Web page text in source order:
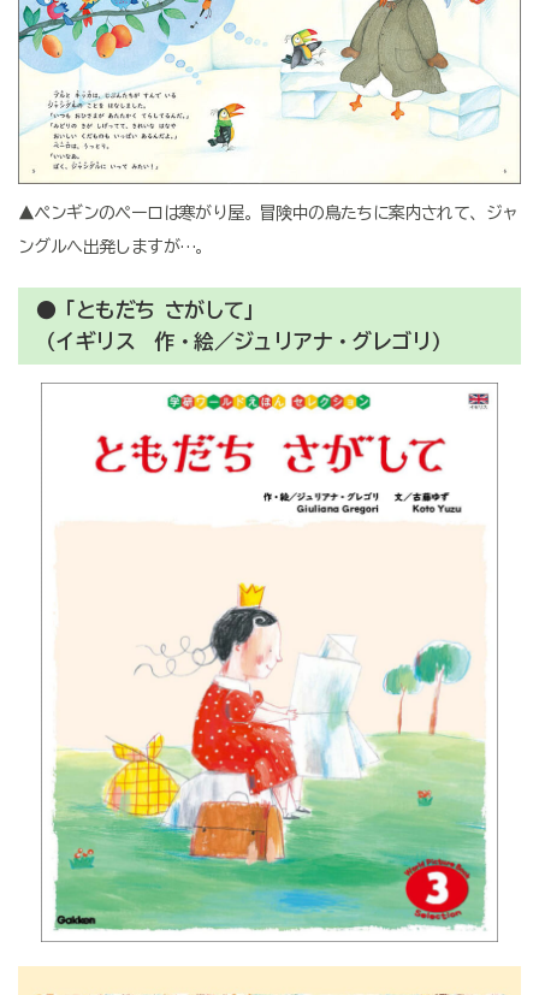
▲ペンギンのペーロは寒がり屋。冒険中の鳥たちに案内されて、ジャ
ングルへ出発しますが…。
●「ともだち さがして」
（イギリス 作・絵／ジュリアナ・グレゴリ）